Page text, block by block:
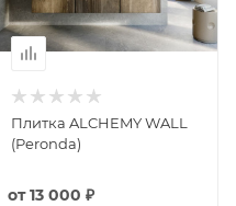
Плитка ALCHEMY WALL
(Peronda)
от13 000 ₽